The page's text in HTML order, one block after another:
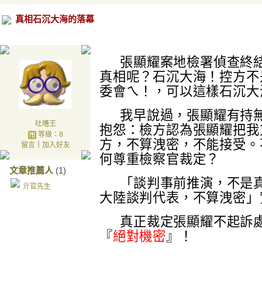
真相石沉大海的落幕
吐嘈王
等級：8
留言｜ 加入好友
文章推薦人 (1)
亓官先生
張顯耀案地檢署偵查終
真相呢？石沉大海！控方
委會ㄟ！，可以這樣石沉
我早說過，張顯耀有持
抱怨：檢方認為張顯耀把
方 ，不算洩密，不能接受 。
何尊重檢察官裁定？
「談判事前推演 ，不是
大陸談判代表 ，不算洩密
真正裁定張顯耀不起訴
『絕對機密』！